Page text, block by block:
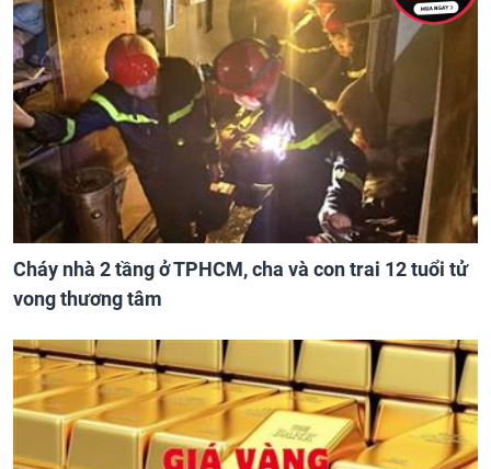
Cháy nhà 2 tầng ở TPHCM, cha và con trai 12 tuổi tử
vong thương tâm